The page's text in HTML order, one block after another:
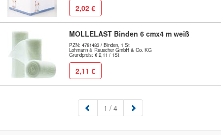
2,02 €
MOLLELAST Binden 6 cmx4 m weiß
PZN: 4781483 / Binden, 1 St
Lohmann & Rauscher GmbH & Co. KG
Grundpreis: € 2,11 / 1St
2,11 €
1 (aktuell)
/ 4